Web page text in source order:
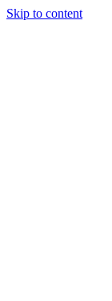
Skip to content